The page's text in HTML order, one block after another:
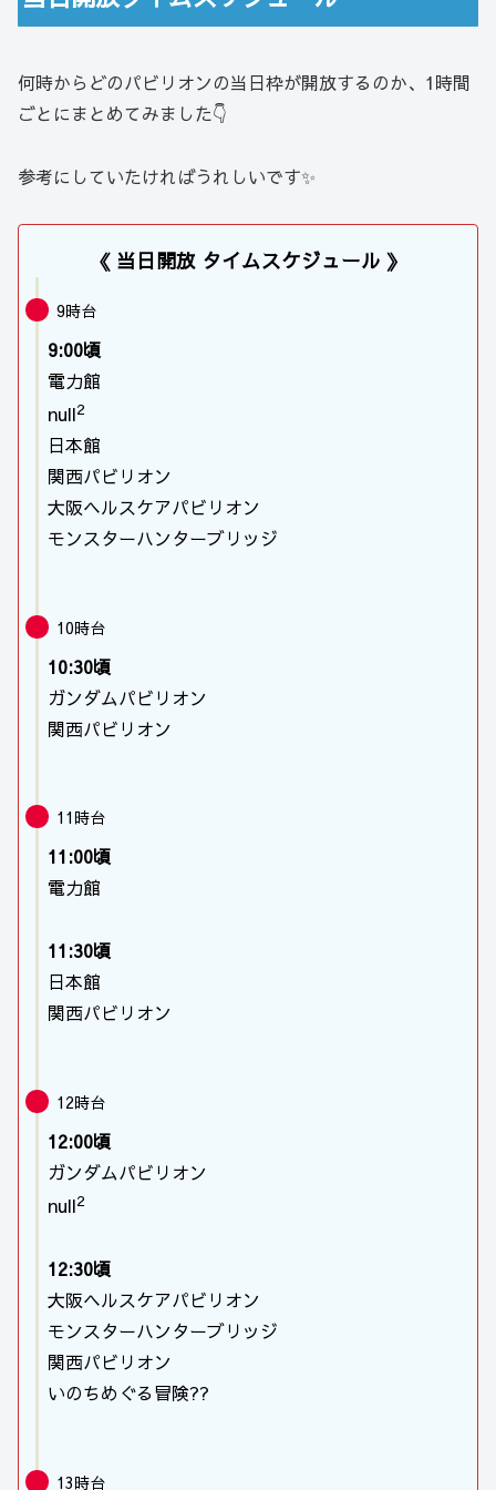
何時からどのパビリオンの当日枠が開放するのか、1時間
ごとにまとめてみました👇
参考にしていたければうれしいです✨
《 当日開放 タイムスケジュール 》
9時台
9:00頃
電力館
null2
日本館
関西パビリオン
大阪ヘルスケアパビリオン
モンスターハンターブリッジ
10時台
10:30頃
ガンダムパビリオン
関西パビリオン
11時台
11:00頃
電力館
11:30頃
日本館
関西パビリオン
12時台
12:00頃
ガンダムパビリオン
null2
12:30頃
大阪ヘルスケアパビリオン
モンスターハンターブリッジ
関西パビリオン
いのちめぐる冒険??
13時台